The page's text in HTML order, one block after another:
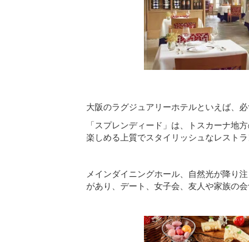
大阪のラグジュアリーホテルといえば、
「スプレンディード」は、トスカーナ地
楽しめる上質でスタイリッシュなレストラ
メインダイニングホール、自然光が降り
があり、デート、女子会、友人や家族の